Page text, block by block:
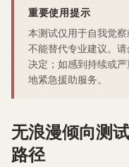
重要使用提示
本测试仅用于自我觉
不能替代专业建议。
决定；如感到持续或
地紧急援助服务。
无浪漫倾向测
路径